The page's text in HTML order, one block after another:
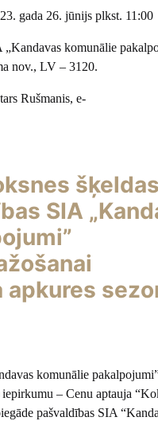
gada 26. jūnijs plkst. 11:00
„Kandavas komunālie
nov., LV – 3120.
Rušmanis, e-
SIA
komunālie
– Cenu aptauja
pašvaldības SIA